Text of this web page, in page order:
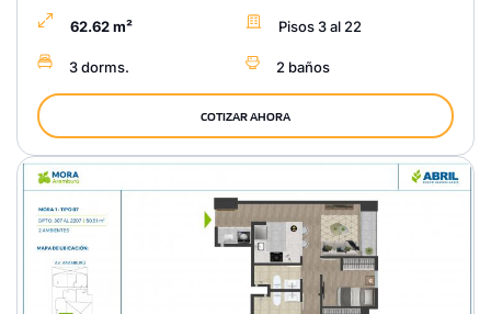
62.62 m² Pisos 3 al 22
3 dorms. 2 baños
COTIZAR AHORA